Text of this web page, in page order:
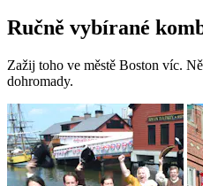
Ručně vybírané
Zažij toho ve městě Boston víc.
dohromady.